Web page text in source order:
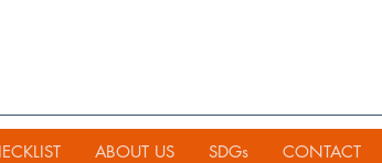
ABOUT US SDGs CONTACT